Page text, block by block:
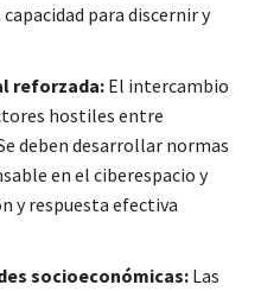
para discernir y
reforzada: El intercambio
hostiles entre
deben desarrollar normas
en el ciberespacio y
y respuesta efectiva
socioeconómicas:Las